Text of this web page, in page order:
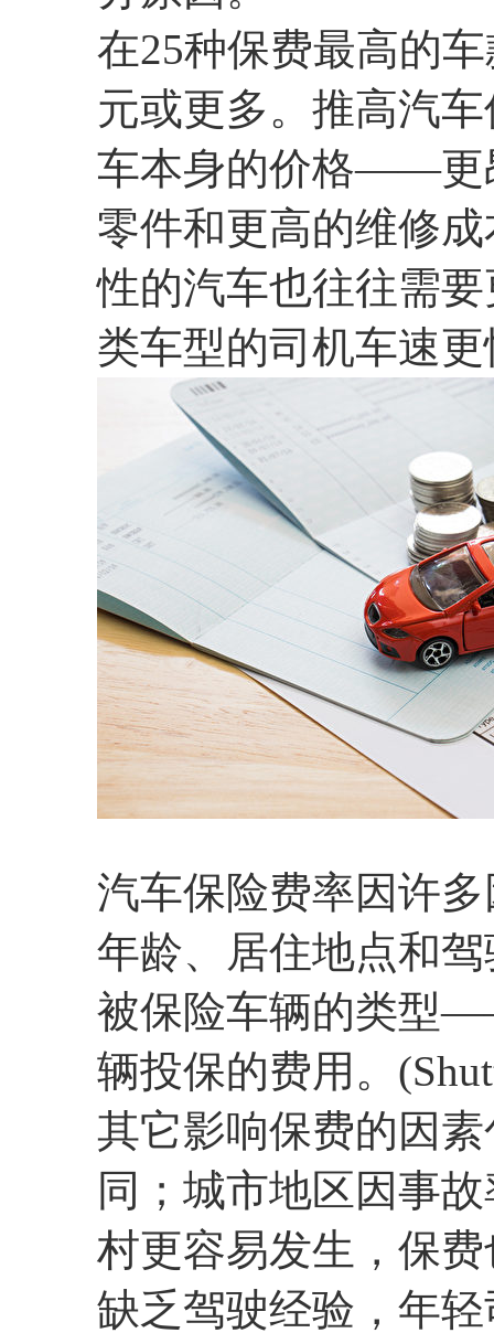
在25种保费最高的
元或更多。推高汽
车本身的价格——更
零件和更高的维修
性的汽车也往往需
类车型的司机车速
汽车保险费率因许
年龄、居住地点和
被保险车辆的类型
辆投保的费用。
其它影响保费的因
同；城市地区因事
村更容易发生，保
缺乏驾驶经验，年